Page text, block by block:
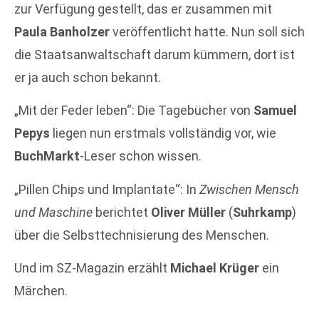
zur Verfügung gestellt, das er zusammen mit
Paula Banholzerveröffentlicht hatte. Nun soll sich
die Staatsanwaltschaft darum kümmern, dort ist
er ja auch schon bekannt.
„Mit der Feder leben“: Die Tagebücher von Samuel
Pepys liegen nun erstmals vollständig vor, wie
BuchMarkt-Leser schon wissen.
„Pillen Chips und Implantate“: In Zwischen Mensch
und Maschine berichtet Oliver Müller (Suhrkamp)
über die Selbsttechnisierung des Menschen.
Und im SZ-Magazin erzählt Michael Krüger ein
Märchen.